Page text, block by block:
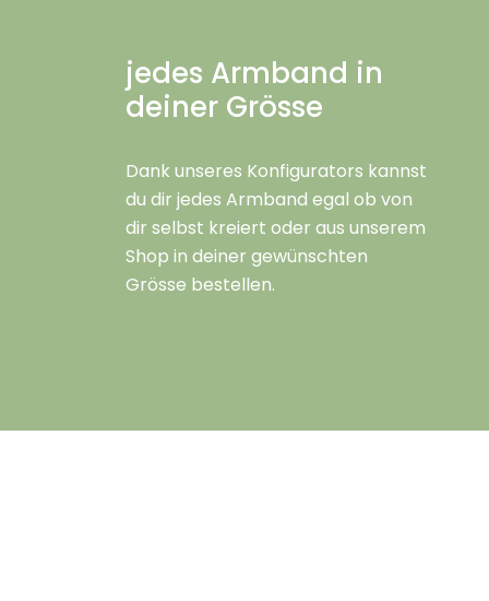
jedes Armband in
deiner Grösse
Dank unseres Konfigurators kannst
du dir jedes Armband egal ob von
dir selbst kreiert oder aus unserem
Shop in deiner gewünschten
Grösse bestellen.